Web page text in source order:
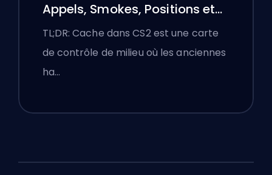
Appels, Smokes, Positions et
Conseils Premier
TL;DR: Cache dans CS2 est une carte
de contrôle de milieu où les anciennes
ha…